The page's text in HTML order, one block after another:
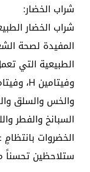
شراب الخضار:
شراب الخضار
المفيدة لصحة
الطبيعية التي
والخس والسلق
السبانخ والفطر
الخضروات
ستلاحظين